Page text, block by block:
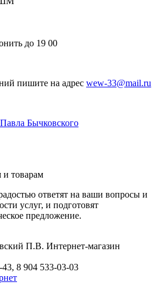
до 19 00
пишите на адрес wew-33@mail.ru
Бычковского
и товарам
ответят на ваши вопросы и
услуг, и подготовят
предложение.
П.В. Интернет-магазин
8 904 533-03-03